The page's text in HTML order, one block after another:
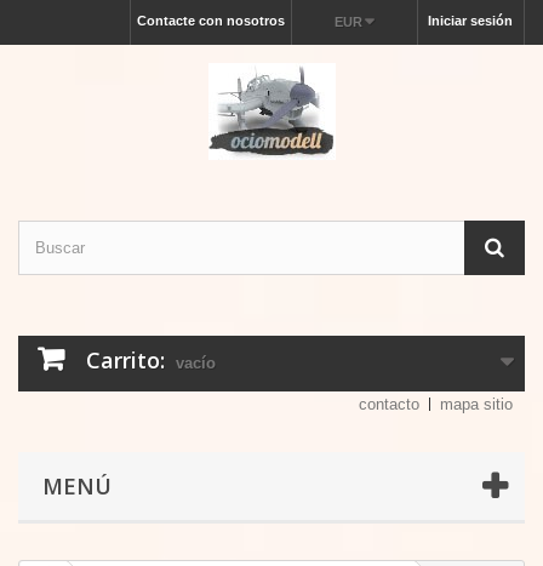
Iniciar sesión
EUR
Contacte con nosotros
Carrito: vacío
contacto mapa sitio
MENÚ